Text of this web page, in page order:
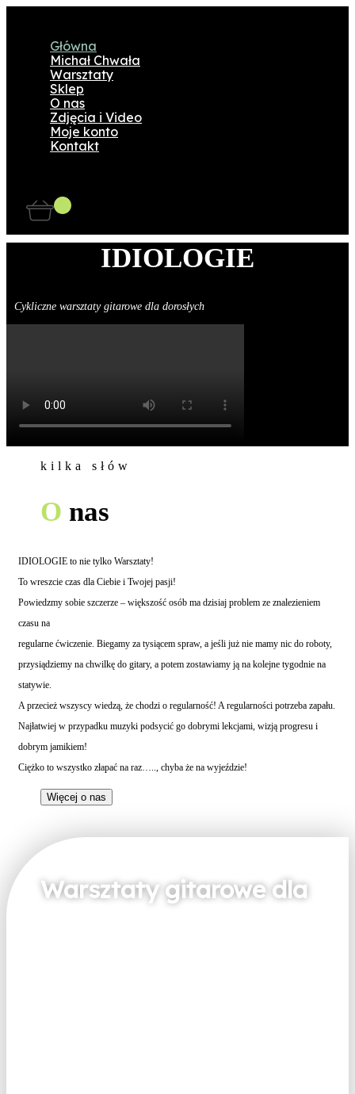
Główna
Michał Chwała
Warsztaty
Sklep
O nas
Zdjęcia i Video
Moje konto
Kontakt
IDIOLOGIE
Cykliczne warsztaty gitarowe dla dorosłych
kilka słów
O nas
IDIOLOGIE to nie tylko Warsztaty!
To wreszcie czas dla Ciebie i Twojej pasji!
Powiedzmy sobie szczerze – większość osób ma dzisiaj problem ze znalezieniem
czasu na
regularne ćwiczenie. Biegamy za tysiącem spraw, a jeśli już nie mamy nic do roboty,
przysiądziemy na chwilkę do gitary, a potem zostawiamy ją na kolejne tygodnie na
statywie.
A przecież wszyscy wiedzą, że chodzi o regularność! A regularności potrzeba zapału.
Najłatwiej w przypadku muzyki podsycić go dobrymi lekcjami, wizją progresu i
dobrym jamikiem!
Ciężko to wszystko złapać na raz….., chyba że na wyjeździe!
Więcej o nas
Warsztaty gitarowe dla